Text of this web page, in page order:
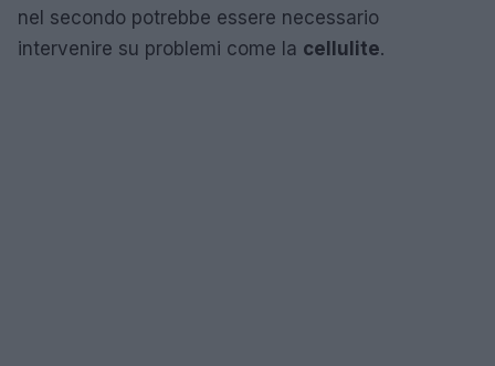
nel secondo potrebbe essere necessario
intervenire su problemi come la cellulite.